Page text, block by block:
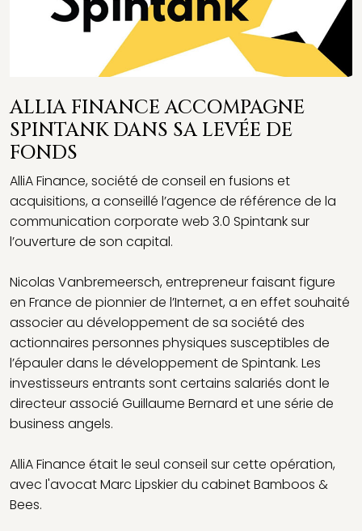
ALLIA FINANCE ACCOMPAGNE
SPINTANK DANS SA LEVÉE DE
FONDS
AlliA Finance, société de conseil en fusions et
acquisitions, a conseillé l’agence de référence de la
communication corporate web 3.0 Spintank sur
l’ouverture de son capital.
Nicolas Vanbremeersch, entrepreneur faisant figure
en France de pionnier de l’Internet, a en effet souhaité
associer au développement de sa société des
actionnaires personnes physiques susceptibles de
l’épauler dans le développement de Spintank. Les
investisseurs entrants sont certains salariés dont le
directeur associé Guillaume Bernard et une série de
business angels.
AlliA Finance était le seul conseil sur cette opération,
avec l'avocat Marc Lipskier du cabinet Bamboos &
Bees.